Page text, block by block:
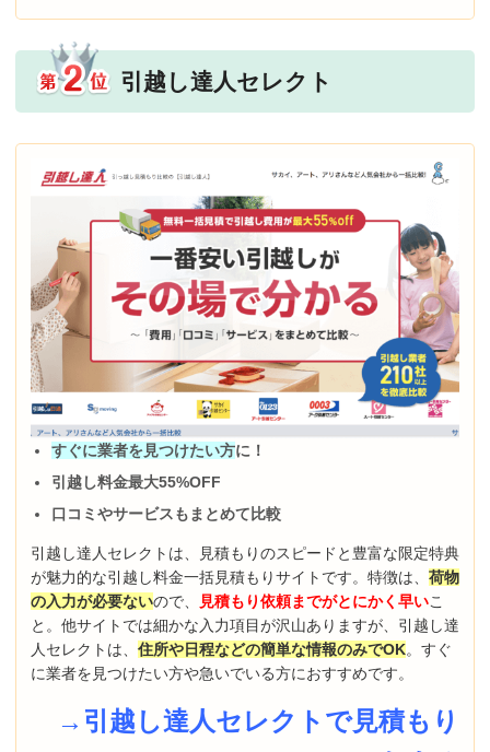
引越し達人セレクト
すぐに業者を見つけたい方に！
引越し料金最大55%OFF
口コミやサービスもまとめて比較
引越し達人セレクトは、見積もりのスピードと豊富な限定特典
が魅力的な引越し料金一括見積もりサイトです。特徴は、 荷物
の入力が必要ないので、 見積もり依頼までがとにかく早いこ
と。他サイトでは細かな入力項目が沢山ありますが、引越し達
人セレクトは、 住所や日程などの簡単な情報のみでOK。すぐ
に業者を見つけたい方や急いでいる方におすすめです。
→引越し達人セレクトで見積もり